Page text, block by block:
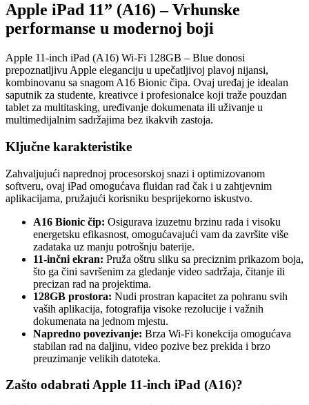
Apple iPad 11” (A16) – Vrhunske
performanse u modernoj boji
Apple 11-inch iPad (A16) Wi-Fi 128GB – Blue donosi
prepoznatljivu Apple eleganciju u upečatljivoj plavoj nijansi,
kombinovanu sa snagom A16 Bionic čipa. Ovaj uređaj je idealan
saputnik za studente, kreativce i profesionalce koji traže pouzdan
tablet za multitasking, uređivanje dokumenata ili uživanje u
multimedijalnim sadržajima bez ikakvih zastoja.
Ključne karakteristike
Zahvaljujući naprednoj procesorskoj snazi i optimizovanom
softveru, ovaj iPad omogućava fluidan rad čak i u zahtjevnim
aplikacijama, pružajući korisniku besprijekorno iskustvo.
A16 Bionic čip: Osigurava izuzetnu brzinu rada i visoku
energetsku efikasnost, omogućavajući vam da završite više
zadataka uz manju potrošnju baterije.
11-inčni ekran: Pruža oštru sliku sa preciznim prikazom boja,
što ga čini savršenim za gledanje video sadržaja, čitanje ili
precizan rad na projektima.
128GB prostora: Nudi prostran kapacitet za pohranu svih
vaših aplikacija, fotografija visoke rezolucije i važnih
dokumenata na jednom mjestu.
Napredno povezivanje: Brza Wi-Fi konekcija omogućava
stabilan rad na daljinu, video pozive bez prekida i brzo
preuzimanje velikih datoteka.
Zašto odabrati Apple 11-inch iPad (A16)?